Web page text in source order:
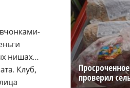
нишах…
Клуб,
проверил